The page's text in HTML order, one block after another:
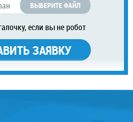
ВЫБЕРИТЕ ФАЙЛ
если вы не робот